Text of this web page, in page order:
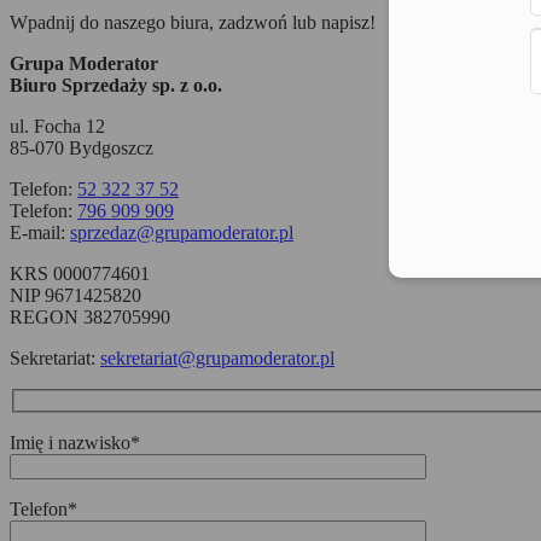
Wpadnij do naszego biura, zadzwoń lub napisz!
Grupa Moderator
Biuro Sprzedaży sp. z o.o.
ul. Focha 12
85-070 Bydgoszcz
Telefon: 52 322 37 52
Telefon: 796 909 909
E-mail: sprzedaz@grupamoderator.pl
KRS 0000774601
NIP 9671425820
REGON 382705990
Sekretariat: sekretariat@grupamoderator.pl
Imię i nazwisko*
Telefon*